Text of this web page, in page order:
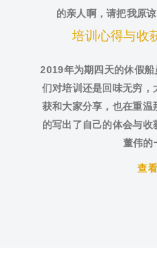
的亲人啊，请把我原
培训心得与收
2019年为期四天的休假
们对培训还是回味无穷，
获和大家分享，也在重温
的写出了自己的体会与
董伟的
查